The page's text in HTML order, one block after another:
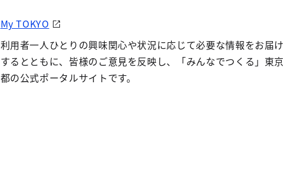
My TOKYO
利用者一人ひとりの興味関心や状況に応じて必要な情報をお届け
するとともに、皆様のご意見を反映し、「みんなでつくる」東京
都の公式ポータルサイトです。